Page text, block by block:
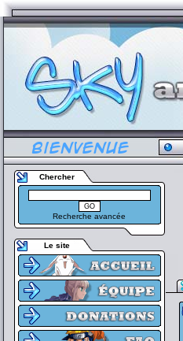
Chercher
Recherche avancée
Le site